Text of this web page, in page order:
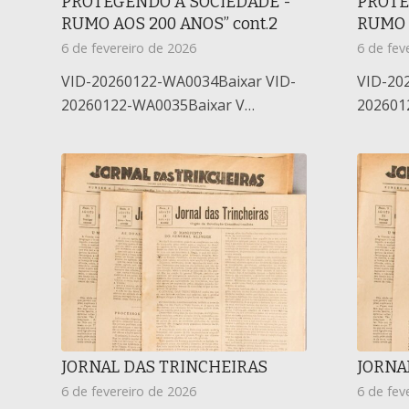
RUMO AOS 200 ANOS” cont.2
6 de fevereiro de 2026
VID-20260122-WA0034Baixar VID-
20260122-WA0035Baixar V…
RUMO
6 de
VID-
JORNAL DAS TRINCHEIRAS
6 de fevereiro de 2026 6 de